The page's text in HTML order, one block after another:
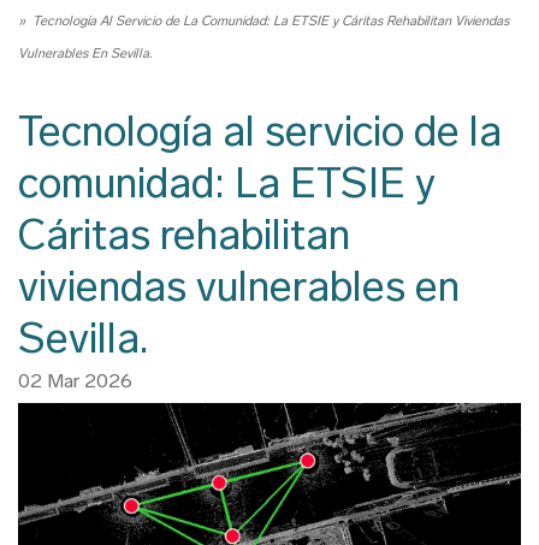
de
navegación
Tecnología Al Servicio de La Comunidad: La ETSIE y Cáritas Rehabilitan Viviendas
Vulnerables En Sevilla.
Tecnología al servicio de la
comunidad: La ETSIE y
Cáritas rehabilitan
viviendas vulnerables en
Sevilla.
02 Mar 2026